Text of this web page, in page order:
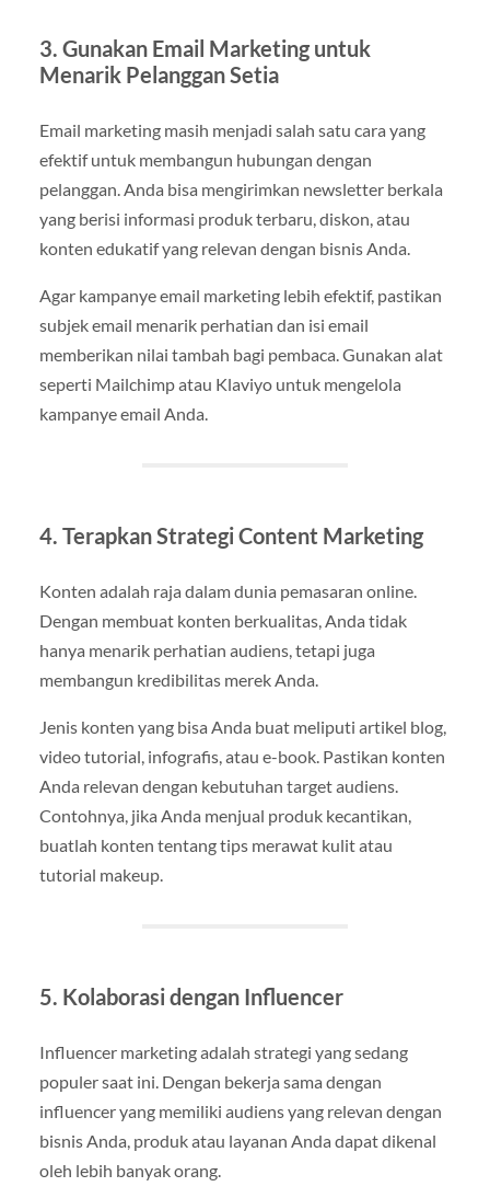
3. Gunakan Email Marketing untuk
Menarik Pelanggan Setia
Email marketing masih menjadi salah satu cara yang
efektif untuk membangun hubungan dengan
pelanggan. Anda bisa mengirimkan newsletter berkala
yang berisi informasi produk terbaru, diskon, atau
konten edukatif yang relevan dengan bisnis Anda.
Agar kampanye email marketing lebih efektif, pastikan
subjek email menarik perhatian dan isi email
memberikan nilai tambah bagi pembaca. Gunakan alat
seperti Mailchimp atau Klaviyo untuk mengelola
kampanye email Anda.
4. Terapkan Strategi Content Marketing
Konten adalah raja dalam dunia pemasaran online.
Dengan membuat konten berkualitas, Anda tidak
hanya menarik perhatian audiens, tetapi juga
membangun kredibilitas merek Anda.
Jenis konten yang bisa Anda buat meliputi artikel blog,
video tutorial, infografis, atau e-book. Pastikan konten
Anda relevan dengan kebutuhan target audiens.
Contohnya, jika Anda menjual produk kecantikan,
buatlah konten tentang tips merawat kulit atau
tutorial makeup.
5. Kolaborasi dengan Influencer
Influencer marketing adalah strategi yang sedang
populer saat ini. Dengan bekerja sama dengan
influencer yang memiliki audiens yang relevan dengan
bisnis Anda, produk atau layanan Anda dapat dikenal
oleh lebih banyak orang.